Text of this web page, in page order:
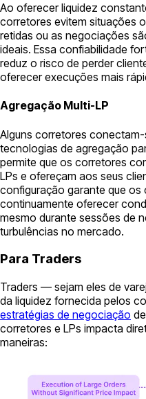
Ao oferecer liquidez
corretores evitem situações
retidas ou as negociações
ideais. Essa confiabilidade
reduz o risco de perder
oferecer execuções mais
Agregação Multi-LP
Alguns corretores conectam-
tecnologias de agregação
permite que os corretores
LPs e ofereçam aos seus
configuração garante que os
continuamente oferecer
mesmo durante sessões de
turbulências no mercado.
Para Traders
Traders — sejam eles de
da liquidez fornecida pelos
estratégias de negociação
corretores e LPs impacta
maneiras: